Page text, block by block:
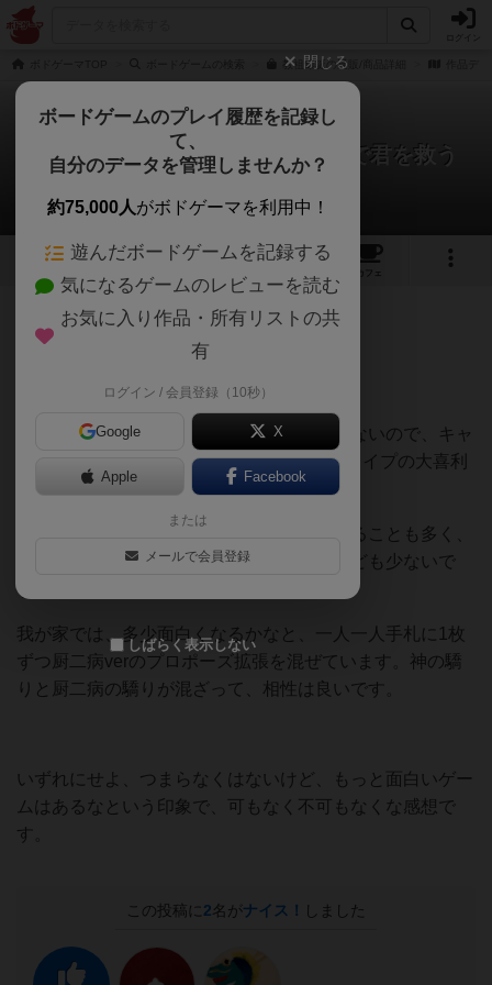
教祖爆誕の通販/商品詳細
教祖爆誕 たった今くだった神託で君を救う
よ。
ちゃちゃ(勇者)さんのレビュー
1 8
カフェ
252名 2名 0 2年弱前
レーティングが非公開に設定されたユーザー
大喜利が好きで購入しました。
カードに書かれていること以外あまり言えないので、キャ
ット&チョコレート的な自由に発言できるタイプの大喜利
ゲームより笑いを取るのが難しいです。
その時の審判の好みと自分の手札運で決まることも多く、
プレイングスキルによって勝利した感覚なども少ないで
す。
我が家では、多少面白くなるかなと、一人一人手札に1枚
ずつ厨二病verのプロポーズ拡張を混ぜています。神の驕
りと厨二病の驕りが混ざって、相性は良いです。
いずれにせよ、つまらなくはないけど、もっと面白いゲー
ムはあるなという印象で、可もなく不可もなくな感想で
す。
この投稿に 2名がナイス！ しました
閉じる
ボードゲームのプレイ履歴を記録し
て、
自分のデータを管理しませんか？
約75,000人がボドゲーマを利用中！
遊んだボードゲームを記録する
気になるゲームのレビューを読む
お気に入り作品・所有リストの共
有
ログイン / 会員登録（10秒）
Google X
Apple Facebook
または
メールで会員登録
しばらく表示しない